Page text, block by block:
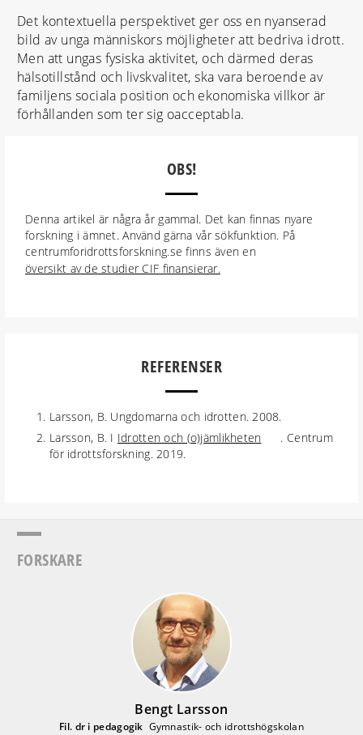
Det kontextuella perspektivet ger oss en nyanserad
bild av unga människors möjligheter att bedriva idrott.
Men att ungas fysiska aktivitet, och därmed deras
hälsotillstånd och livskvalitet, ska vara beroende av
familjens sociala position och ekonomiska villkor är
förhållanden som ter sig oacceptabla.
OBS!
Denna artikel är några år gammal. Det kan finnas nyare
forskning i ämnet. Använd gärna vår sökfunktion. På
centrumforidrottsforskning.se finns även en
översikt av de studier CIF finansierar.
REFERENSER
Larsson, B. Ungdomarna och idrotten. 2008.
Larsson, B. I Idrotten och (o)jämlikheten
. Centrum
för idrottsforskning. 2019.
FORSKARE
Bengt Larsson
Fil. dr i pedagogik Gymnastik- och idrottshögskolan